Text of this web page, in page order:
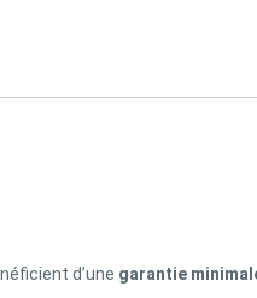
d’une garantie